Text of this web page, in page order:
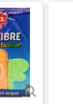
Maria elena B.
e consegnato con
Pietro Z.